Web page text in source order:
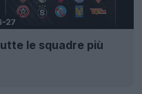
le squadre più